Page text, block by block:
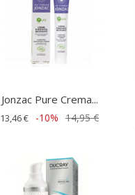
Jonzac Pure Crema...
13,46 € -10% 14,95 €